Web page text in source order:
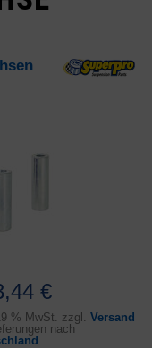
€
% MwSt. zzgl. Versand
nach